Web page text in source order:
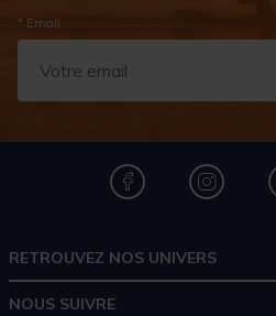
* Email
RETROUVEZ NOS UNIVERS
NOUS SUIVRE